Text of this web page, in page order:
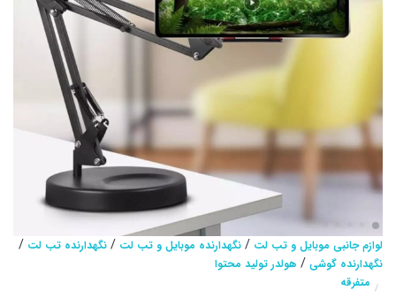
لوازم جانبی موبایل و تب لت / نگهدارنده موبایل و تب لت / نگهدارنده تب لت /
نگهدارنده گوشی / هولدر تولید محتوا
/ متفرقه